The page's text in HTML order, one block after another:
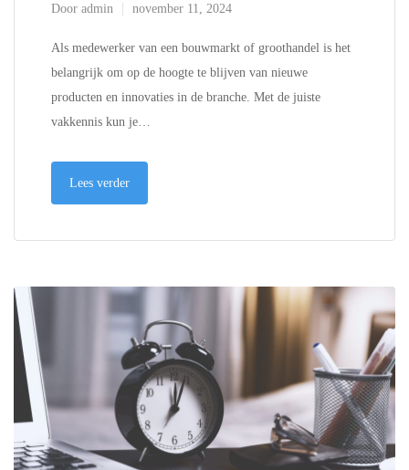
Door admin november 11, 2024
Als medewerker van een bouwmarkt of groothandel is het
belangrijk om op de hoogte te blijven van nieuwe
producten en innovaties in de branche. Met de juiste
vakkennis kun je…
Lees verder